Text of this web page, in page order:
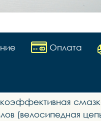
Оплата
(велосипедная